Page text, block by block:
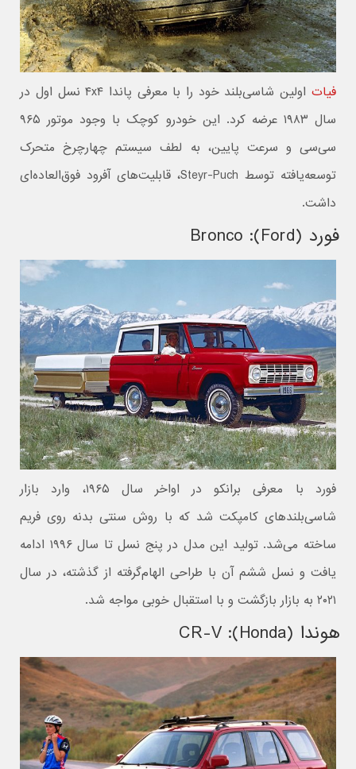
فیات
اولین شاسی‌بلند خود را با معرفی پاندا ۴x۴ نسل اول در
سال ۱۹۸۳ عرضه کرد. این خودرو کوچک با وجود موتور ۹۶۵
سی‌سی و سرعت پایین، به لطف سیستم چهارچرخ متحرک
توسعه‌یافته توسط Steyr-Puch، قابلیت‌های آفرود فوق‌العاده‌ای
داشت.
فورد (Ford): Bronco
فورد با معرفی برانکو در اواخر سال ۱۹۶۵، وارد بازار
شاسی‌بلندهای کامپکت شد که با روش سنتی بدنه روی فریم
ساخته می‌شد. تولید این مدل در پنج نسل تا سال ۱۹۹۶ ادامه
یافت و نسل ششم آن با طراحی الهام‌گرفته از گذشته، در سال
۲۰۲۱ به بازار بازگشت و با استقبال خوبی مواجه شد.
هوندا (Honda): CR-V